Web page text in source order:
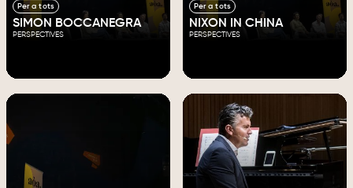
Per a tots
SIMON BOCCANEGRA
PERSPECTIVES
Per a tots
NIXON IN CHINA
PERSPECTIVES